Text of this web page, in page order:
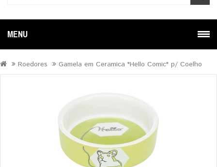
MENU
Roedores Gamela em Ceramica "Hello Comic" p/ Coelho